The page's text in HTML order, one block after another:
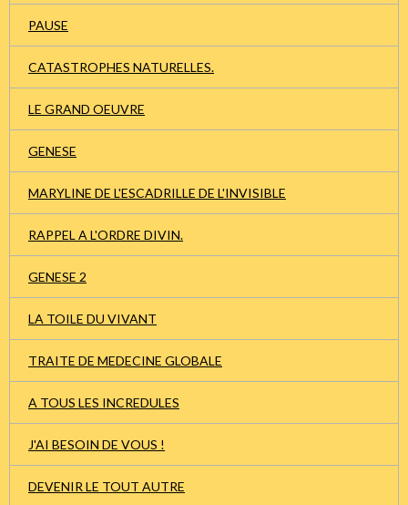
PAUSE
CATASTROPHES NATURELLES.
LE GRAND OEUVRE
GENESE
MARYLINE DE L'ESCADRILLE DE L'INVISIBLE
RAPPEL A L'ORDRE DIVIN.
GENESE 2
LA TOILE DU VIVANT
TRAITE DE MEDECINE GLOBALE
A TOUS LES INCREDULES
J'AI BESOIN DE VOUS !
DEVENIR LE TOUT AUTRE